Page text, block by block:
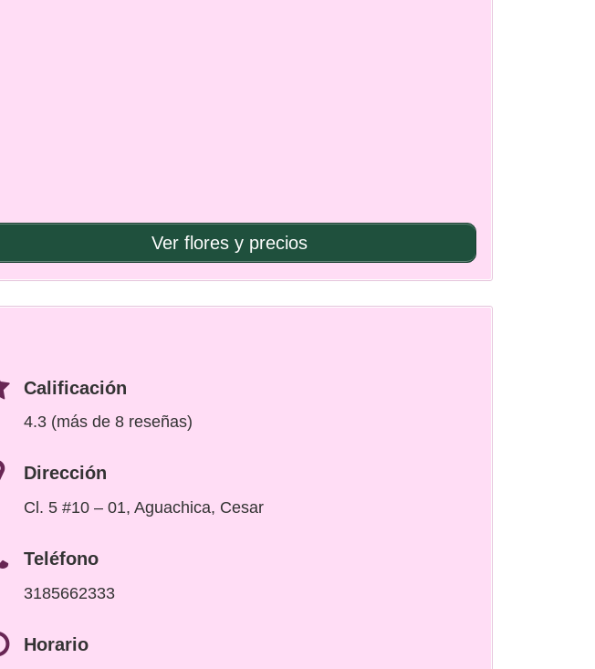
Ver flores y precios
Calificación
4.3 (más de 8 reseñas)
Dirección
Cl. 5 #10 – 01, Aguachica, Cesar
Teléfono
3185662333
Horario